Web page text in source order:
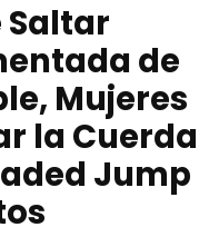
Saltar
de
Mujeres
la Cuerda
Jump